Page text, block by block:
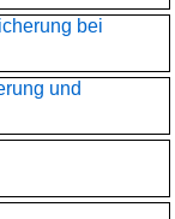
bei
und